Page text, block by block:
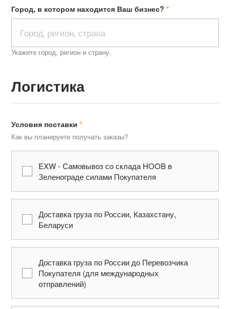
Город, в котором находится Ваш бизнес?
Укажите город, регион и страну.
Логистика
Условия поставки
Как вы планируете получать заказы?
EXW - Самовывоз со склада HOOB в
Зеленограде силами Покупателя
Доставка груза по России, Казахстану,
Беларуси
Доставка груза по России до Перевозчика
Покупателя (для международных
отправлений)